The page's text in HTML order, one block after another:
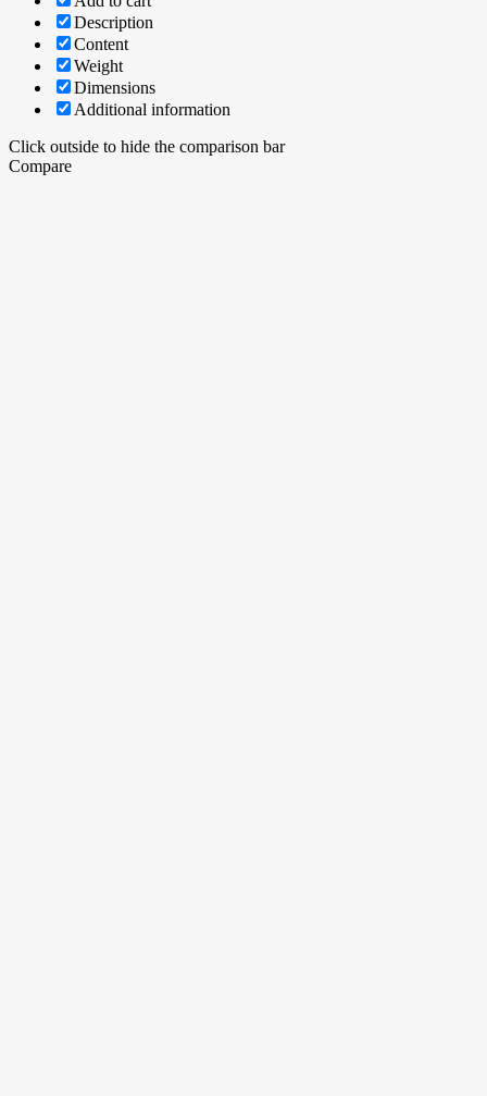
Description
Content
Weight
Dimensions
Additional information
Click outside to hide the comparison bar
Compare